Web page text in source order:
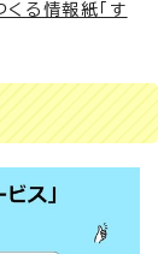
る情報紙「す